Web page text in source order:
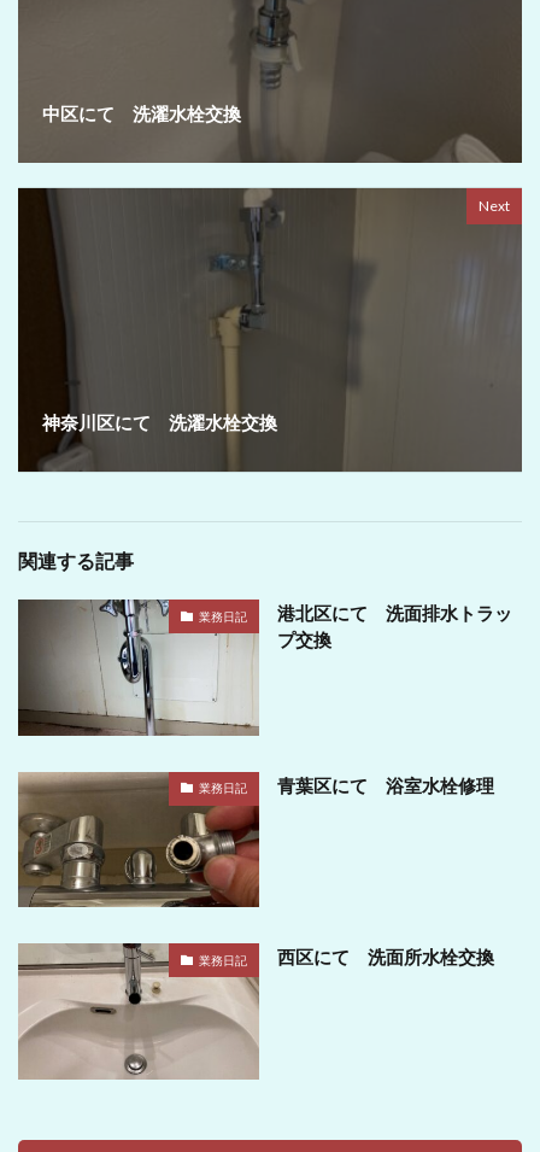
中区にて 洗濯水栓交換
Next
神奈川区にて 洗濯水栓交換
関連する記事
業務日記
港北区にて 洗面排水トラッ
プ交換
業務日記 青葉区にて 浴室水栓修理
業務日記 西区にて 洗面所水栓交換